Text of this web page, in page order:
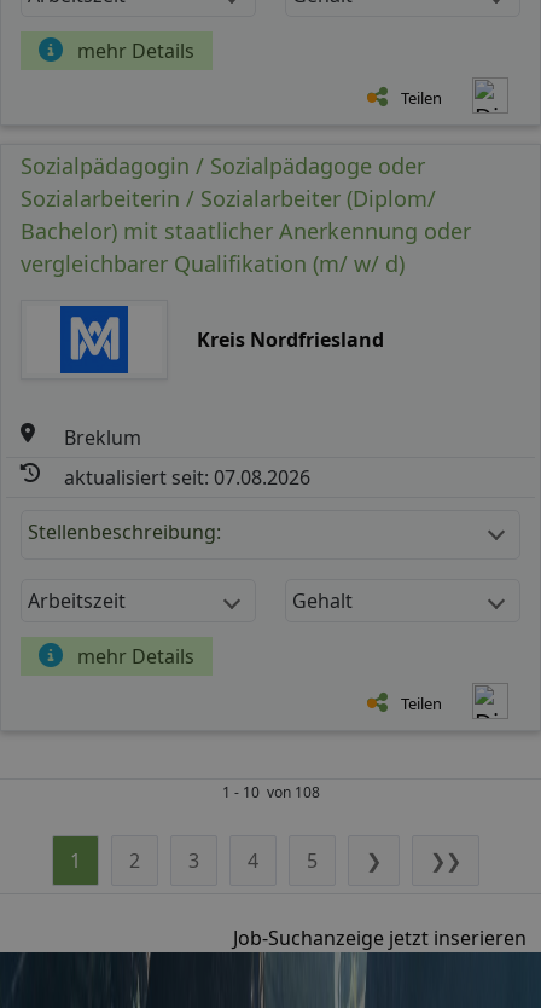
mehr Details
Teilen
Sozialpädagogin / Sozialpädagoge oder
Sozialarbeiterin / Sozialarbeiter (Diplom/
Bachelor) mit staatlicher Anerkennung oder
vergleichbarer Qualifikation (m/ w/ d)
Kreis Nordfriesland
Breklum
aktualisiert seit: 07.08.2026
Stellenbeschreibung:
Arbeitszeit Gehalt
mehr Details
Teilen
1 - 10 von 108
1 2 3 4 5 ❯ ❯❯
Job-Suchanzeige jetzt inserieren